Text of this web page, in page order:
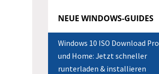
NEUE WINDOWS-GUIDES
Windows 10 ISO Download Pro
und Home: Jetzt schneller
runterladen & installieren